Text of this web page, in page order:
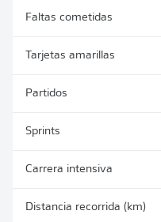
Faltas cometidas
Tarjetas amarillas
Partidos
Sprints
Carrera intensiva
Distancia recorrida (km)